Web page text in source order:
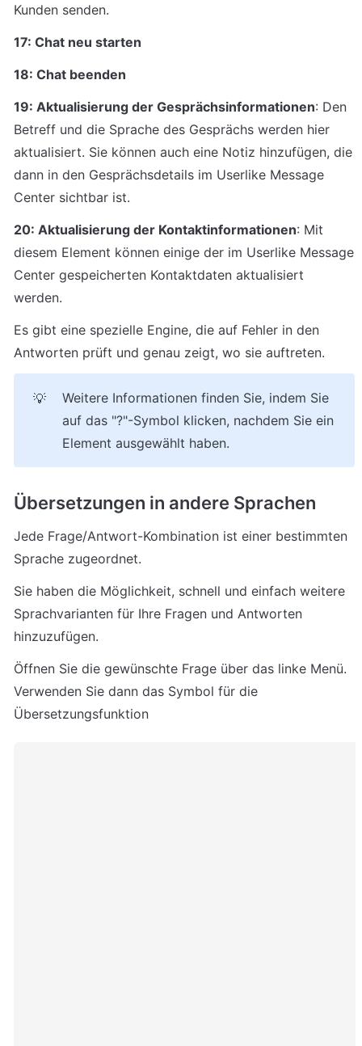
Kunden senden.
17: Chat neu starten
18: Chat beenden
19: Aktualisierung der Gesprächsinformationen: Den
Betreff und die Sprache des Gesprächs werden hier
aktualisiert. Sie können auch eine Notiz hinzufügen, die
dann in den Gesprächsdetails im Userlike Message
Center sichtbar ist.
20: Aktualisierung der Kontaktinformationen: Mit
diesem Element können einige der im Userlike Message
Center gespeicherten Kontaktdaten aktualisiert
werden.
Es gibt eine spezielle Engine, die auf Fehler in den
Antworten prüft und genau zeigt, wo sie auftreten.
💡
Weitere Informationen finden Sie, indem Sie
auf das "?"-Symbol klicken, nachdem Sie ein
Element ausgewählt haben.
Übersetzungen in andere Sprachen
Jede Frage/Antwort-Kombination ist einer bestimmten
Sprache zugeordnet.
Sie haben die Möglichkeit, schnell und einfach weitere
Sprachvarianten für Ihre Fragen und Antworten
hinzuzufügen.
Öffnen Sie die gewünschte Frage über das linke Menü.
Verwenden Sie dann das Symbol für die
Übersetzungsfunktion